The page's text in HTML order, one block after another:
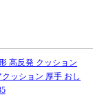
高反発 クッション
ッション 厚手 おし